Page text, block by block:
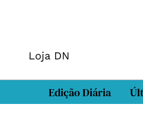
Loja DN
Edição Diária